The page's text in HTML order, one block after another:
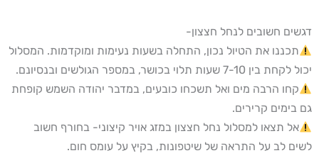
דגשים חשובים לנחל חצצון-
תכננו את הטיול נכון, התחלה בשעות נעימות ומוקדמות. המסלול
יכול לקחת בין 7-10 שעות תלוי בכושר, במספר הגולשים ובנסיונם.
קחו הרבה מים ואל תשכחו כובעים, במדבר יהודה השמש קופחת
גם בימים קרירים.
אל תצאו למסלול נחל חצצון במזג אויר קיצוני- בחורף חשוב
לשים לב על התראה של שיטפונות, בקיץ על עומס חום.